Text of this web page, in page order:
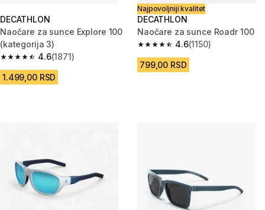
DECATHLON
Naočare za sunce Explore 100
(kategorija 3)
4.6
4.6 od 5 zvezdica from 1871 Recenzije
(1871)
1.499,00 RSD
Najpovoljniji kvalitet
DECATHLON
Naočare za sunce Roadr 100
4.6
4.6 od 5 zvezdica from 1150
(1150)
799,00 RSD